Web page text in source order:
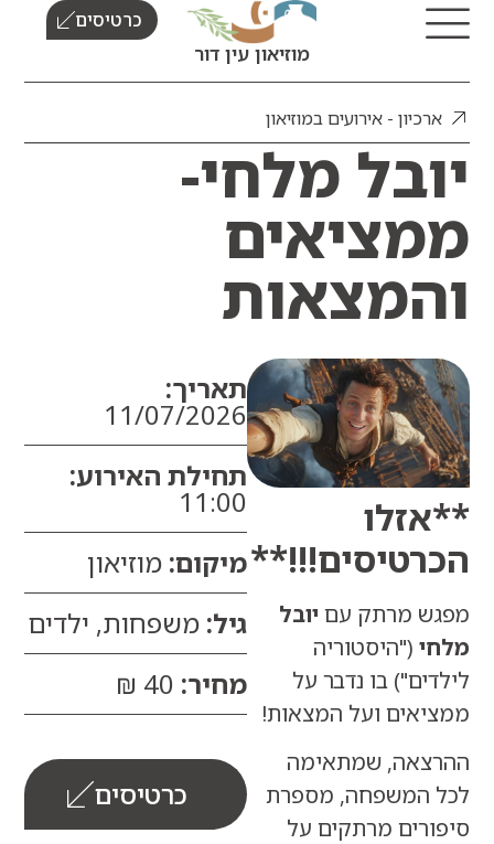
מוזיאון עין דור
כרטיסים
- אירועים במוזיאון
מלחי-
תאריך:
11/07/2026
תחילת האירוע:
11:00
מיקום:מוזיאון
גיל:
משפחות, ילדים
מחיר:40 ₪
כרטיסים
מרתק עםיובל
("היסטוריה
בו נדבר על
ועל המצאות!
שמתאימה
מספרת
מרתקים על